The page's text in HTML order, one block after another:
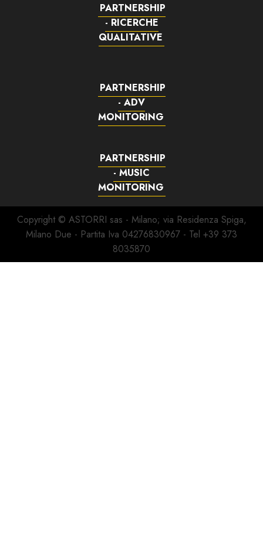
PARTNERSHIP
- RICERCHE
QUALITATIVE
PARTNERSHIP
- ADV
MONITORING
PARTNERSHIP
- MUSIC
MONITORING
Copyright © ASTORRI sas - Milano; via Residenza Spiga,
Milano Due - Partita Iva 04276830967 - Tel +39 373
8035870